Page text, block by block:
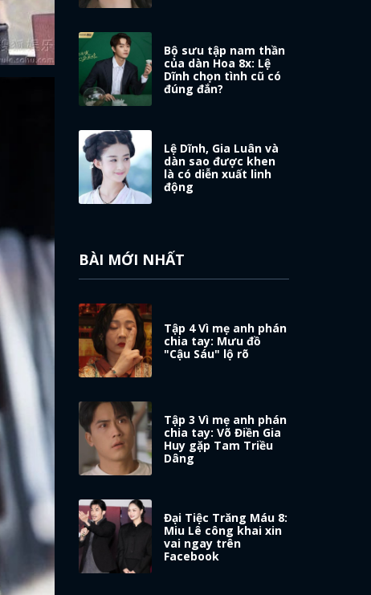
Bộ sưu tập nam thần
của dàn Hoa 8x: Lệ
Dĩnh chọn tình cũ có
đúng đắn?
Lệ Dĩnh, Gia Luân và
dàn sao được khen
là có diễn xuất linh
động
BÀI MỚI NHẤT
Tập 4 Vì mẹ anh phán
chia tay: Mưu đồ
"Cậu Sáu" lộ rõ
Tập 3 Vì mẹ anh phán
chia tay: Võ Điền Gia
Huy gặp Tam Triều
Dâng
Đại Tiệc Trăng Máu 8:
Miu Lê công khai xin
vai ngay trên
Facebook